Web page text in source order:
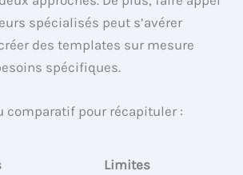
spécialisés peut s’avérer
des templates sur mesure
spécifiques.
comparatif pour récapituler :
Limites